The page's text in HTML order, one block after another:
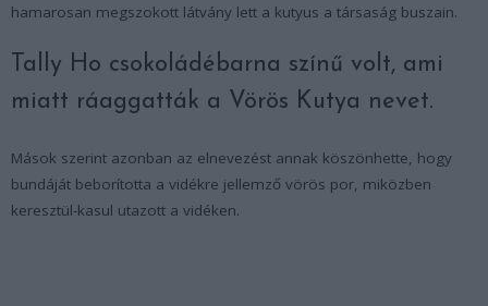
hamarosan megszokott látvány lett a kutyus a társaság buszain.
Tally Ho csokoládébarna színű volt, ami
miatt ráaggatták a Vörös Kutya nevet.
Mások szerint azonban az elnevezést annak köszönhette, hogy
bundáját beborította a vidékre jellemző vörös por, miközben
keresztül-kasul utazott a vidéken.